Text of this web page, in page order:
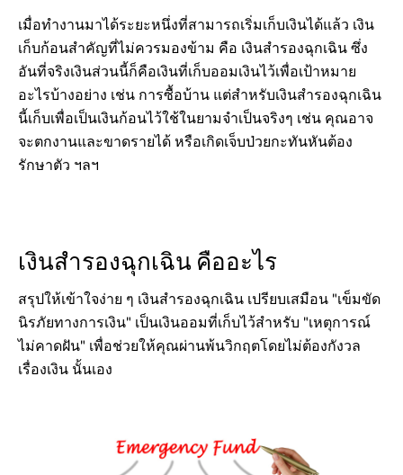
เมื่อทำงานมาได้ระยะหนึ่งที่สามารถเริ่มเก็บเงินได้แล้ว เงิน
เก็บก้อนสำคัญที่ไม่ควรมองข้าม คือ เงินสำรองฉุกเฉิน ซึ่ง
อันที่จริงเงินส่วนนี้ก็คือเงินที่เก็บออมเงินไว้เพื่อเป้าหมาย
อะไรบ้างอย่าง เช่น การซื้อบ้าน แต่สำหรับเงินสำรองฉุกเฉิน
นี้เก็บเพื่อเป็นเงินก้อนไว้ใช้ในยามจำเป็นจริงๆ เช่น คุณอาจ
จะตกงานและขาดรายได้ หรือเกิดเจ็บป่วยกะทันหันต้อง
รักษาตัว ฯลฯ
เงินสำรองฉุกเฉิน คืออะไร
สรุปให้เข้าใจง่าย ๆ เงินสำรองฉุกเฉิน เปรียบเสมือน "เข็มขัด
นิรภัยทางการเงิน" เป็นเงินออมที่เก็บไว้สำหรับ "เหตุการณ์
ไม่คาดฝัน" เพื่อช่วยให้คุณผ่านพ้นวิกฤตโดยไม่ต้องกังวล
เรื่องเงิน นั้นเอง